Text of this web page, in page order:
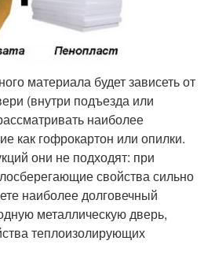
материала будет зависеть от
(внутри подъезда или
наиболее
как гофрокартон или опилки.
они не подходят: при
свойства сильно
наиболее долговечный
металлическую дверь,
теплоизолирующих